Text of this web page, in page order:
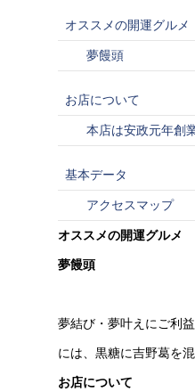
オススメの開運グルメ
夢饅頭
お店について
本店は安政元年創
基本データ
アクセスマップ
オススメの開運グルメ
夢饅頭
夢結び・夢叶えにご利
には、黒糖に吉野葛を
お店について